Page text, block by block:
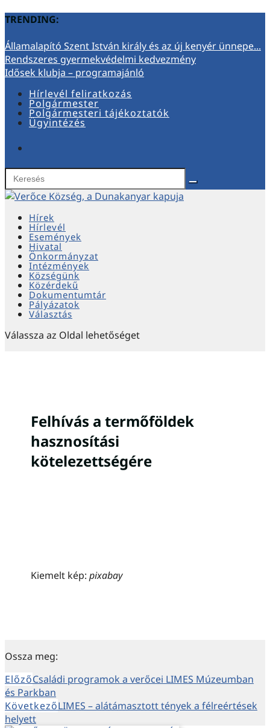
TRENDING:
Államalapító Szent István király és az új kenyér ünnepe...
Rendszeres gyermekvédelmi kedvezmény
Idősek klubja – programajánló
Hírlevél feliratkozás
Polgármester
Polgármesteri tájékoztatók
Ügyintézés
Hírek
Hírlevél
Események
Hivatal
Önkormányzat
Intézmények
Községünk
Közérdekű
Dokumentumtár
Pályázatok
Választás
Válassza az Oldal lehetőséget
Felhívás a termőföldek
hasznosítási
kötelezettségére
Kiemelt kép:pixabay
Ossza meg:
ElőzőCsaládi programok a verőcei LIMES Múzeumban
és Parkban
KövetkezőLIMES – alátámasztott tények a félreértések
helyett